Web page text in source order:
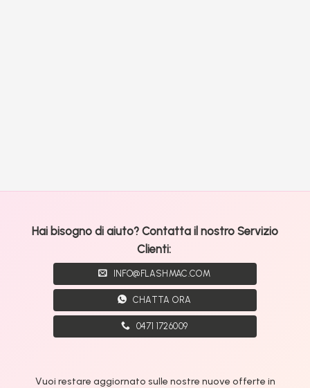
Hai bisogno di aiuto? Contatta il nostro Servizio
Clienti:
INFO@FLASHMAC.COM
CHATTA ORA
0471 1726009
Vuoi restare aggiornato sulle nostre nuove offerte in